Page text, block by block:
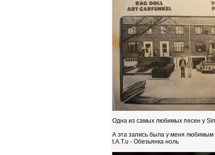
Одна из самых любимых песен у
А эта запись была у меня любимым
t.A.T.u - Обезьянка ноль